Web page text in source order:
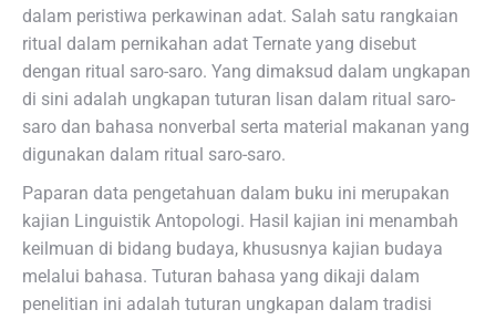
dalam peristiwa perkawinan adat. Salah satu rangkaian
ritual dalam pernikahan adat Ternate yang disebut
dengan ritual saro-saro. Yang dimaksud dalam ungkapan
di sini adalah ungkapan tuturan lisan dalam ritual saro-
saro dan bahasa nonverbal serta material makanan yang
digunakan dalam ritual saro-saro.
Paparan data pengetahuan dalam buku ini merupakan
kajian Linguistik Antopologi. Hasil kajian ini menambah
keilmuan di bidang budaya, khususnya kajian budaya
melalui bahasa. Tuturan bahasa yang dikaji dalam
penelitian ini adalah tuturan ungkapan dalam tradisi